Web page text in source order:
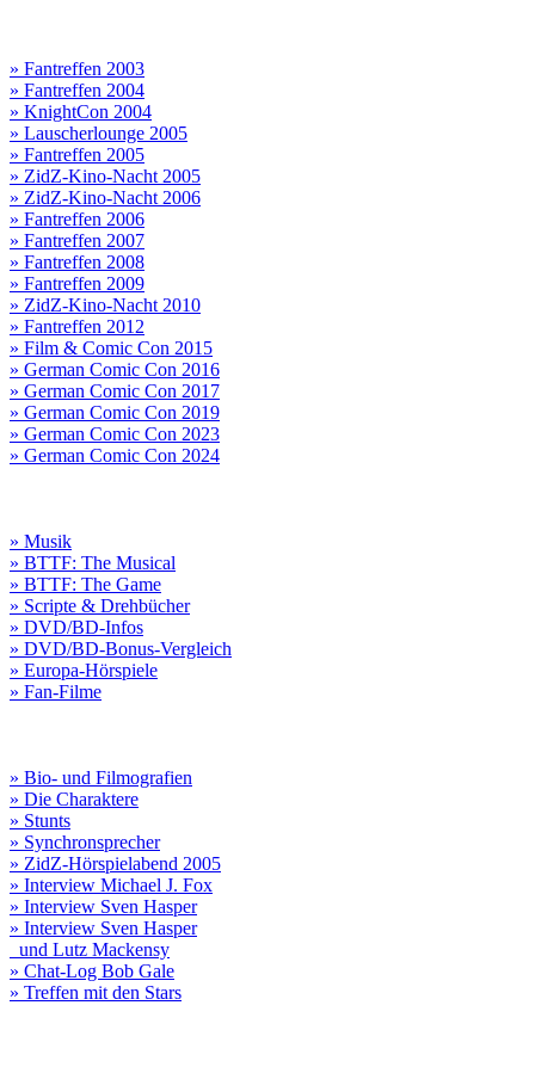
» Fantreffen 2003
» Fantreffen 2004
» KnightCon 2004
» Lauscherlounge 2005
» Fantreffen 2005
» ZidZ-Kino-Nacht 2005
» ZidZ-Kino-Nacht 2006
» Fantreffen 2006
» Fantreffen 2007
» Fantreffen 2008
» Fantreffen 2009
» ZidZ-Kino-Nacht 2010
» Fantreffen 2012
» Film & Comic Con 2015
» German Comic Con 2016
» German Comic Con 2017
» German Comic Con 2019
» German Comic Con 2023
» German Comic Con 2024
» Musik
» BTTF: The Musical
» BTTF: The Game
» Scripte & Drehbücher
» DVD/BD-Infos
» DVD/BD-Bonus-Vergleich
» Europa-Hörspiele
» Fan-Filme
» Bio- und Filmografien
» Die Charaktere
» Stunts
» Synchronsprecher
» ZidZ-Hörspielabend 2005
» Interview Michael J. Fox
» Interview Sven Hasper
» Interview Sven Hasper
und Lutz Mackensy
» Chat-Log Bob Gale
» Treffen mit den Stars